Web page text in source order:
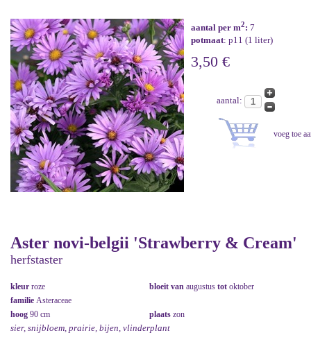
aantal per m2: 7
potmaat: p11 (1 liter)
3,50 €
aantal:
Aster novi-belgii 'Strawberry & Cream'
herfstaster
kleur roze bloeit van augustus tot oktober
familie Asteraceae
hoog 90 cm plaats zon
sier, snijbloem, prairie, bijen, vlinderplant